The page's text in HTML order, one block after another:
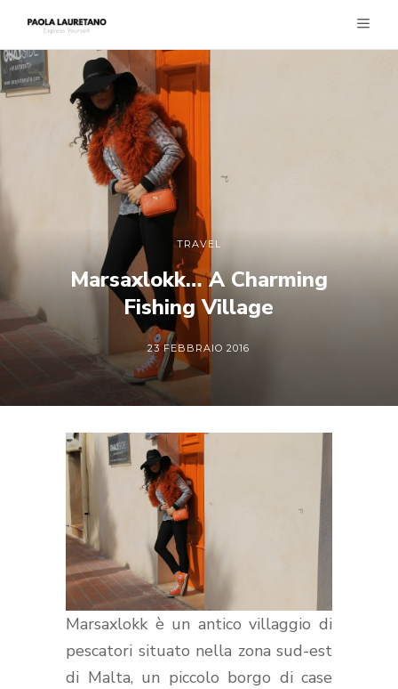
TRAVEL
Marsaxlokk… A Charming
Fishing Village
23 FEBBRAIO 2016
Marsaxlokk è un antico villaggio di
pescatori situato nella zona sud-est
di Malta, un piccolo borgo di case